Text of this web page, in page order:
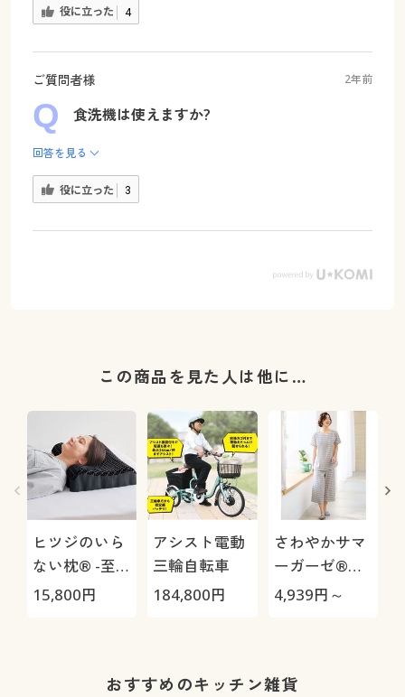
役に立った 4
ご質問者様 2年前
食洗機は使えますか?
回答を見る
役に立った 3
この商品を見た人は他に…
ヒツジのいら
ない枕® -至
極-
15,800円
アシスト電動
三輪自転車
184,800円
さわやかサマ
ーガーゼ®か
ぶりパジャマ/
4,939円～
おすすめのキッチン雑貨